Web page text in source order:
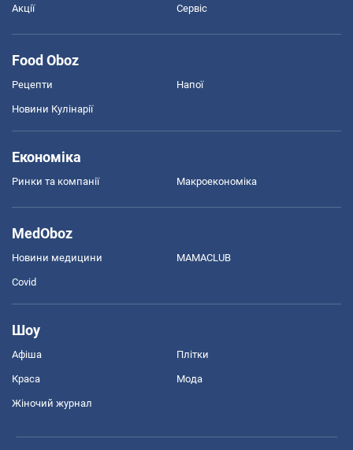
Акції Сервіс
Food Oboz
Рецепти Напої
Новини Кулінарії
Економіка
Ринки та компанії Макроекономіка
MedOboz
Новини медицини MAMACLUB
Covid
Шоу
Афіша Плітки
Краса Мода
Жіночий журнал